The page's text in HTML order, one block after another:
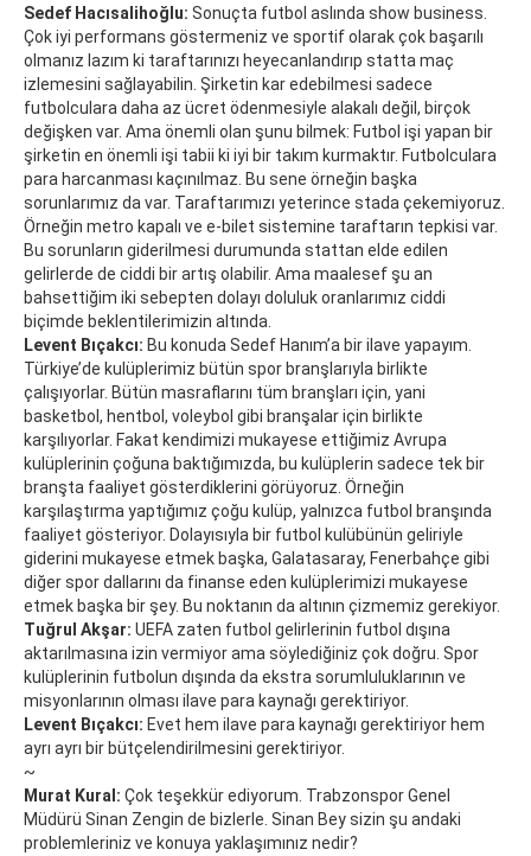
Sedef Hacısalihoğlu: Sonuçta futbol aslında show business.
Çok iyi performans göstermeniz ve sportif olarak çok başarılı
olmanız lazım ki taraftarınızı heyecanlandırıp statta maç
izlemesini sağlayabilin. Şirketin kar edebilmesi sadece
futbolculara daha az ücret ödenmesiyle alakalı değil, birçok
değişken var. Ama önemli olan şunu bilmek: Futbol işi yapan bir
şirketin en önemli işi tabii ki iyi bir takım kurmaktır. Futbolculara
para harcanması kaçınılmaz. Bu sene örneğin başka
sorunlarımız da var. Taraftarımızı yeterince stada çekemiyoruz.
Örneğin metro kapalı ve e-bilet sistemine taraftarın tepkisi var.
Bu sorunların giderilmesi durumunda stattan elde edilen
gelirlerde de ciddi bir artış olabilir. Ama maalesef şu an
bahsettiğim iki sebepten dolayı doluluk oranlarımız ciddi
biçimde beklentilerimizin altında.
Levent Bıçakcı: Bu konuda Sedef Hanım’a bir ilave yapayım.
Türkiye’de kulüplerimiz bütün spor branşlarıyla birlikte
çalışıyorlar. Bütün masraflarını tüm branşları için, yani
basketbol, hentbol, voleybol gibi branşalar için birlikte
karşılıyorlar. Fakat kendimizi mukayese ettiğimiz Avrupa
kulüplerinin çoğuna baktığımızda, bu kulüplerin sadece tek bir
branşta faaliyet gösterdiklerini görüyoruz. Örneğin
karşılaştırma yaptığımız çoğu kulüp, yalnızca futbol branşında
faaliyet gösteriyor. Dolayısıyla bir futbol kulübünün geliriyle
giderini mukayese etmek başka, Galatasaray, Fenerbahçe gibi
diğer spor dallarını da finanse eden kulüplerimizi mukayese
etmek başka bir şey. Bu noktanın da altının çizmemiz gerekiyor.
Tuğrul Akşar: UEFA zaten futbol gelirlerinin futbol dışına
aktarılmasına izin vermiyor ama söylediğiniz çok doğru. Spor
kulüplerinin futbolun dışında da ekstra sorumluluklarının ve
misyonlarının olması ilave para kaynağı gerektiriyor.
Levent Bıçakcı: Evet hem ilave para kaynağı gerektiriyor hem
ayrı ayrı bir bütçelendirilmesini gerektiriyor.
~
Murat Kural: Çok teşekkür ediyorum. Trabzonspor Genel
Müdürü Sinan Zengin de bizlerle. Sinan Bey sizin şu andaki
problemleriniz ve konuya yaklaşımınız nedir?